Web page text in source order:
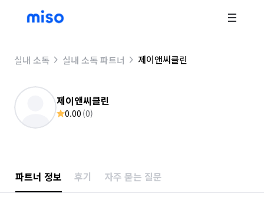
실내 소독 실내 소독 파트너 제이앤씨클린
제이앤씨클린
0.00 (0)
파트너 정보 후기 자주 묻는 질문